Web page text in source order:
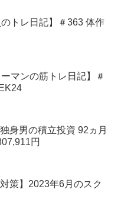
のトレ日記】＃363 体作
ーマンの筋トレ日記】＃
身男の積立投資 92ヵ月
円
対策】2023年6月のスク